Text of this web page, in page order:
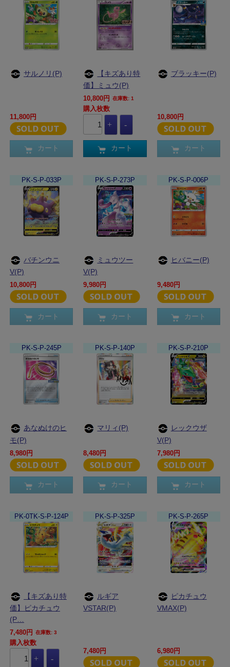
サルノリ(P)
11,800円
カート
【キズあり特
価】ミュウ(P)
10,800円 在庫数: 1
購入枚数
カート
ブラッキー(P)
10,800円
カート
PK-S-P-033P
バチンウニ
V(P)
10,800円
カート
PK-S-P-273P
ミュウツー
V(P)
9,980円
カート
PK-S-P-006P
ヒバニー(P)
9,480円
カート
PK-S-P-245P
あなぬけのヒ
モ(P)
8,980円
カート
PK-S-P-140P
マリィ(P)
8,480円
カート
PK-S-P-210P
レックウザ
V(P)
7,980円
カート
PK-0TK-S-P-124P
【キズあり特
価】ピカチュウ
(P…
7,480円 在庫数: 3
購入枚数
PK-S-P-325P
ルギア
VSTAR(P)
7,480円
PK-S-P-265P
ピカチュウ
VMAX(P)
6,980円